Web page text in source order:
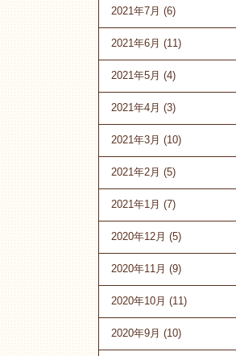
2021年7月 (6)
2021年6月 (11)
2021年5月 (4)
2021年4月 (3)
2021年3月 (10)
2021年2月 (5)
2021年1月 (7)
2020年12月 (5)
2020年11月 (9)
2020年10月 (11)
2020年9月 (10)